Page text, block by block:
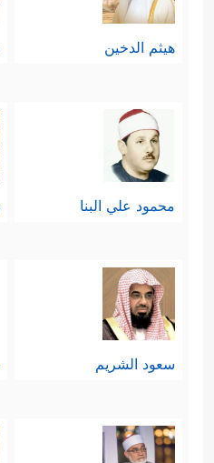
هيثم الدخين
محمود علي البنا
سعود الشريم